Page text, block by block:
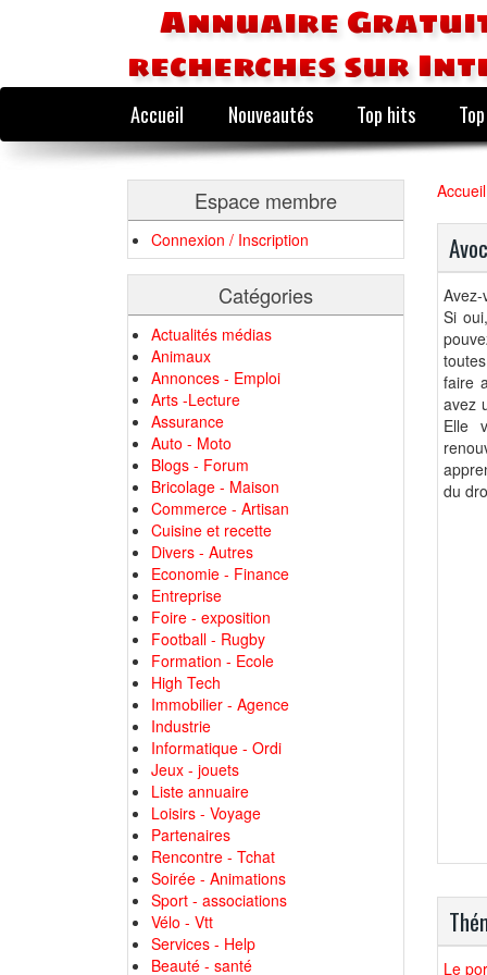
Annuaire
recherches sur
Accueil Nouveautés Top hits
Espace membre
Connexion / Inscription
Catégories
Actualités médias
Animaux
Annonces - Emploi
Arts -Lecture
Assurance
Auto - Moto
Blogs - Forum
Bricolage - Maison
Commerce - Artisan
Cuisine et recette
Divers - Autres
Economie - Finance
Entreprise
Foire - exposition
Football - Rugby
Formation - Ecole
High Tech
Immobilier - Agence
Industrie
Informatique - Ordi
Jeux - jouets
Liste annuaire
Loisirs - Voyage
Partenaires
Rencontre - Tchat
Soirée - Animations
Sport - associations
Vélo - Vtt
Services - Help
Beauté - santé
Accueil
Si
faire
avez
Elle
du
Le